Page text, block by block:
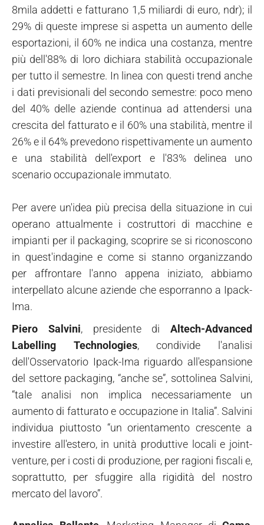
8mila addetti e fatturano 1,5 miliardi di euro, ndr); il
29% di queste imprese si aspetta un aumento delle
esportazioni, il 60% ne indica una costanza, mentre
più dell'88% di loro dichiara stabilità occupazionale
per tutto il semestre. In linea con questi trend anche
i dati previsionali del secondo semestre: poco meno
del 40% delle aziende continua ad attendersi una
crescita del fatturato e il 60% una stabilità, mentre il
26% e il 64% prevedono rispettivamente un aumento
e una stabilità dell'export e l'83% delinea uno
scenario occupazionale immutato.
Per avere un'idea più precisa della situazione in cui
operano attualmente i costruttori di macchine e
impianti per il packaging, scoprire se si riconoscono
in quest'indagine e come si stanno organizzando
per affrontare l'anno appena iniziato, abbiamo
interpellato alcune aziende che esporranno a Ipack-
Ima.
Piero Salvini, presidente di Altech-Advanced
Labelling Technologies, condivide l'analisi
dell'Osservatorio Ipack-Ima riguardo all'espansione
del settore packaging, “anche se”, sottolinea Salvini,
“tale analisi non implica necessariamente un
aumento di fatturato e occupazione in Italia”. Salvini
individua piuttosto “un orientamento crescente a
investire all'estero, in unità produttive locali e joint-
venture, per i costi di produzione, per ragioni fiscali e,
soprattutto, per sfuggire alla rigidità del nostro
mercato del lavoro”.